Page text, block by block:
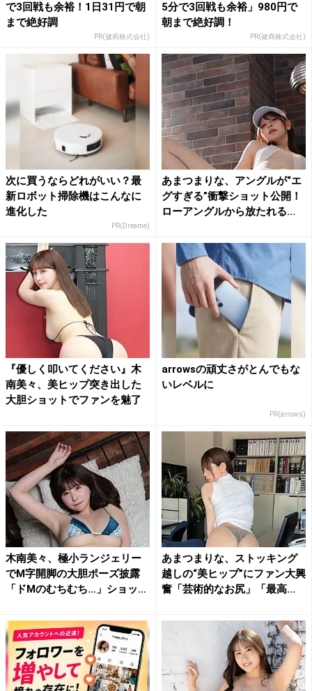
で3回戦も余裕！1日31円で朝
まで絶好調
PR(健商株式会社)
5分で3回戦も余裕」980円で
朝まで絶好調！
PR(健商株式会社)
次に買うならどれがいい？最
新ロボット掃除機はこんなに
進化した
PR(Dreame)
あまつまりな、アングルが“エ
グすぎる”衝撃ショット公開！
ローアングルから放たれる...
『優しく叩いてください』木
南美々、美ヒップ突き出した
大胆ショットでファンを魅了
arrowsの頑丈さがとんでもな
いレベルに
PR(arrows)
木南美々、極小ランジェリー
でM字開脚の大胆ポーズ披露
「ドMのむちむち…」ショッ
あまつまりな、ストッキング
越しの“美ヒップ”にファン大興
奮「芸術的なお尻」「最高...